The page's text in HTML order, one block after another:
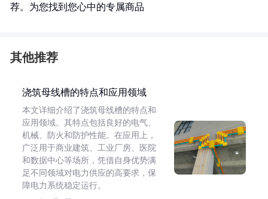
荐。为您找到您心中的专属商品
其他推荐
浇筑母线槽的特点和应用领域
本文详细介绍了浇筑母线槽的特点和
应用领域。其特点包括良好的电气、
机械、防火和防护性能。在应用上，
广泛用于商业建筑、工业厂房、医院
和数据中心等场所，凭借自身优势满
足不同领域对电力供应的高要求，保
障电力系统稳定运行。